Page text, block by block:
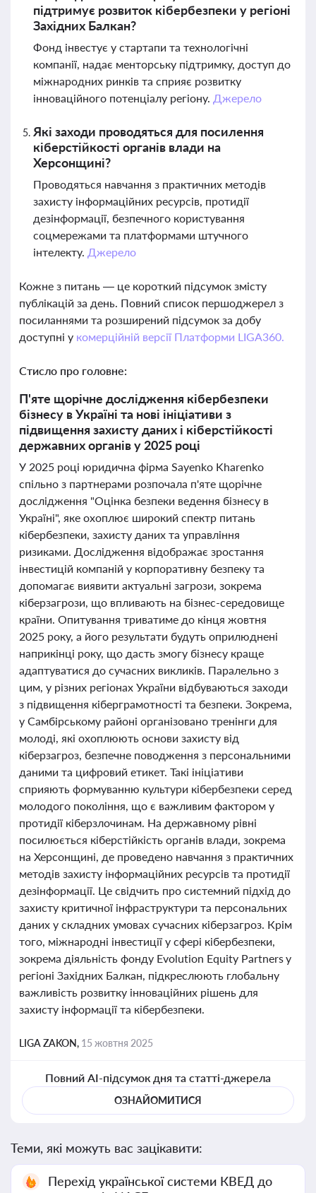
підтримує розвиток кібербезпеки у регіоні
Західних Балкан?
Фонд інвестує у стартапи та технологічні
компанії, надає менторську підтримку, доступ до
міжнародних ринків та сприяє розвитку
інноваційного потенціалу регіону. Джерело
Які заходи проводяться для посилення
кіберстійкості органів влади на
Херсонщині?
Проводяться навчання з практичних методів
захисту інформаційних ресурсів, протидії
дезінформації, безпечного користування
соцмережами та платформами штучного
інтелекту. Джерело
Кожне з питань — це короткий підсумок змісту
публікацій за день. Повний список першоджерел з
посиланнями та розширений підсумок за добу
доступні у комерційній версії Платформи LIGA360.
Стисло про головне:
П'яте щорічне дослідження кібербезпеки
бізнесу в Україні та нові ініціативи з
підвищення захисту даних і кіберстійкості
державних органів у 2025 році
У 2025 році юридична фірма Sayenko Kharenko
спільно з партнерами розпочала п'яте щорічне
дослідження "Оцінка безпеки ведення бізнесу в
Україні", яке охоплює широкий спектр питань
кібербезпеки, захисту даних та управління
ризиками. Дослідження відображає зростання
інвестицій компаній у корпоративну безпеку та
допомагає виявити актуальні загрози, зокрема
кіберзагрози, що впливають на бізнес-середовище
країни. Опитування триватиме до кінця жовтня
2025 року, а його результати будуть оприлюднені
наприкінці року, що дасть змогу бізнесу краще
адаптуватися до сучасних викликів. Паралельно з
цим, у різних регіонах України відбуваються заходи
з підвищення кіберграмотності та безпеки. Зокрема,
у Самбірському районі організовано тренінги для
молоді, які охоплюють основи захисту від
кіберзагроз, безпечне поводження з персональними
даними та цифровий етикет. Такі ініціативи
сприяють формуванню культури кібербезпеки серед
молодого покоління, що є важливим фактором у
протидії кіберзлочинам. На державному рівні
посилюється кіберстійкість органів влади, зокрема
на Херсонщині, де проведено навчання з практичних
методів захисту інформаційних ресурсів та протидії
дезінформації. Це свідчить про системний підхід до
захисту критичної інфраструктури та персональних
даних у складних умовах сучасних кіберзагроз. Крім
того, міжнародні інвестиції у сфері кібербезпеки,
зокрема діяльність фонду Evolution Equity Partners у
регіоні Західних Балкан, підкреслюють глобальну
важливість розвитку інноваційних рішень для
захисту інформації та кібербезпеки.
LIGA ZAKON, 15 жовтня 2025
Повний AI-підсумок дня та статті-джерела
ОЗНАЙОМИТИСЯ
Теми, які можуть вас зацікавити:
Перехід української системи КВЕД до